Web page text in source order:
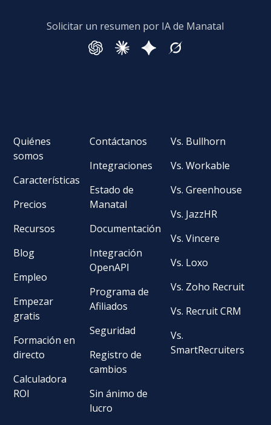
Solicitar un resumen por IA de Manatal
Quiénes
somos
Características
Precios
Recursos
Blog
Empleo
Empezar
gratis
Formación en
directo
Calculadora
ROI
Contáctanos
Integraciones
Estado de
Manatal
Documentación
Integración
OpenAPI
Programa de
Afiliados
Seguridad
Registro de
cambios
Sin ánimo de
lucro
Vs. Bullhorn
Vs. Workable
Vs. Greenhouse
Vs. JazzHR
Vs. Vincere
Vs. Loxo
Vs. Zoho Recruit
Vs. Recruit CRM
Vs.
SmartRecruiters